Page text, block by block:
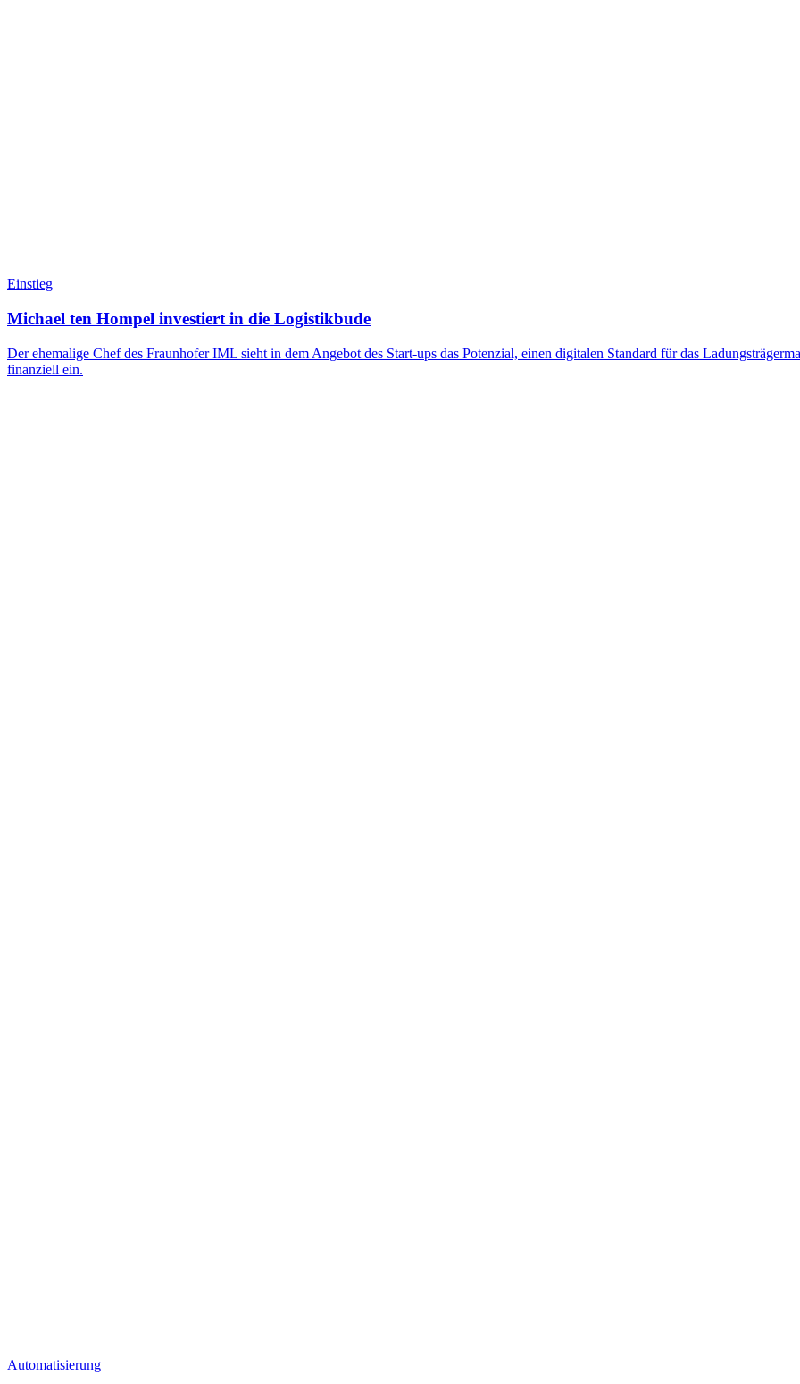
Einstieg
Michael ten Hompel investiert in die Logistikbude
Der ehemalige Chef des Fraunhofer IML sieht in dem Angebot des Start-ups das Potenzial, einen digitalen Standard für das
finanziell ein.
Automatisierung